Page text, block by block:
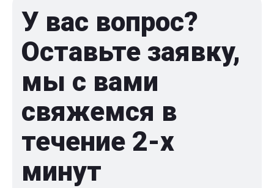
У вас вопрос?
Оставьте заявку,
мы с вами
свяжемся в
течение 2-x
минут